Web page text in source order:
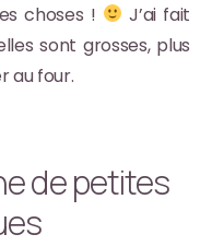
choses !
J’ai fait
sont grosses, plus
au four.
de petites